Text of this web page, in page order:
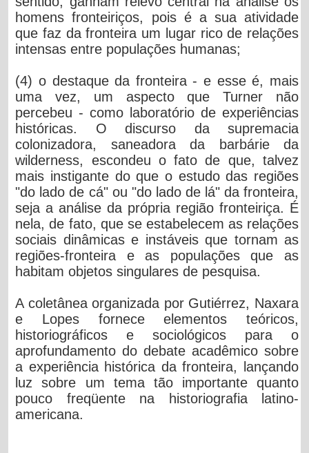
homens fronteiriços, pois é a sua atividade
que faz da fronteira um lugar rico de relações
intensas entre populações humanas;
(4) o destaque da fronteira - e esse é, mais
uma vez, um aspecto que Turner não
percebeu - como laboratório de experiências
históricas. O discurso da supremacia
colonizadora, saneadora da barbárie da
wilderness, escondeu o fato de que, talvez
mais instigante do que o estudo das regiões
"do lado de cá" ou "do lado de lá" da fronteira,
seja a análise da própria região fronteiriça. É
nela, de fato, que se estabelecem as relações
sociais dinâmicas e instáveis que tornam as
regiões-fronteira e as populações que as
habitam objetos singulares de pesquisa.
A coletânea organizada por Gutiérrez, Naxara
e Lopes fornece elementos teóricos,
historiográficos e sociológicos para o
aprofundamento do debate acadêmico sobre
a experiência histórica da fronteira, lançando
luz sobre um tema tão importante quanto
pouco freqüente na historiografia latino-
americana.